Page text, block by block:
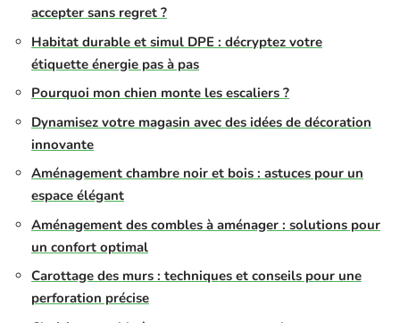
accepter sans regret ?
Habitat durable et simul DPE : décryptez votre
étiquette énergie pas à pas
Pourquoi mon chien monte les escaliers ?
Dynamisez votre magasin avec des idées de décoration
innovante
Aménagement chambre noir et bois : astuces pour un
espace élégant
Aménagement des combles à aménager : solutions pour
un confort optimal
Carottage des murs : techniques et conseils pour une
perforation précise